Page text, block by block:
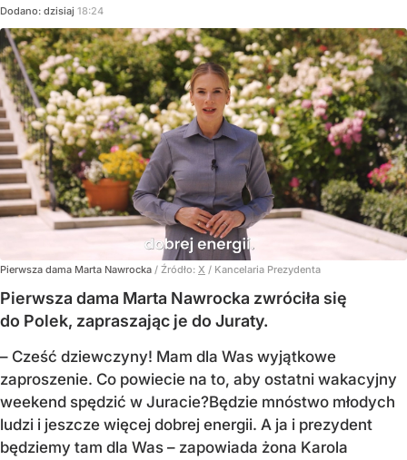
Dodano: dzisiaj 18:24
Pierwsza dama Marta Nawrocka / Źródło: X / Kancelaria Prezydenta
Pierwsza dama Marta Nawrocka zwróciła się
do Polek, zapraszając je do Juraty.
– Cześć dziewczyny! Mam dla Was wyjątkowe
zaproszenie. Co powiecie na to, aby ostatni wakacyjny
weekend spędzić w Juracie?Będzie mnóstwo młodych
ludzi i jeszcze więcej dobrej energii. A ja i prezydent
będziemy tam dla Was – zapowiada żona Karola